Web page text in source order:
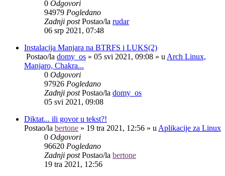
0 Odgovori
94979 Pogledano
Zadnji postPostao/la rudar
06 srp 2021, 07:48
Instalacija Manjara na BTRFS i LUKS(2)
Postao/la domy_os » 05 svi 2021, 09:08 » u Arch Linux,
Manjaro, Chakra...
0 Odgovori
97926 Pogledano
Zadnji postPostao/la domy_os
05 svi 2021, 09:08
Diktat... ili govor u tekst?!
Postao/la bertone » 19 tra 2021, 12:56 » u Aplikacije za Linux
0 Odgovori
96620 Pogledano
Zadnji postPostao/la bertone
19 tra 2021, 12:56